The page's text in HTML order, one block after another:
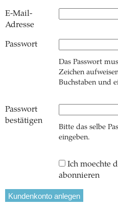
E-Mail-
Adresse
Passwort
Das Passwort
Zeichen
Buchstaben und
Passwort
bestätigen
Bitte das selbe
eingeben.
Ich moechte
abonnieren